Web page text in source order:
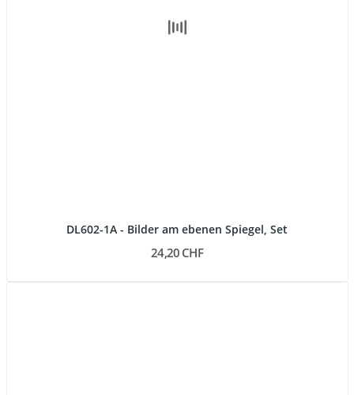
DL602-1A - Bilder am ebenen Spiegel, Set
24,20 CHF